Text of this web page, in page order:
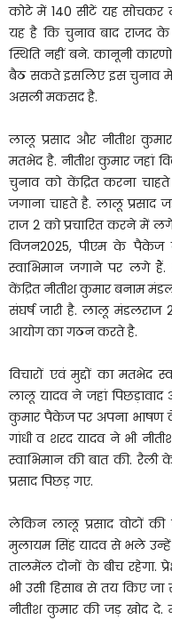
कोटे में 140 सीटें यह सोचकर
यह है कि चुनाव बाद राजद
स्थिति नहीं बने. कानूनी
बैठ सकते इसलिए इस चुनाव में
असली मकसद है.
लालू प्रसाद और नीतीश
मतभेद है. नीतीश कुमार जहां
चुनाव को केंद्रित करना
जगाना चाहते है. लालू प्रसाद
राज 2 को प्रचारित करने में
विजन2025, पीएम के पैकेज
स्वाभिमान जगाने पर लगे
केंद्रित नीतीश कुमार बनाम
संघर्ष जारी है. लालू मंडलराज
आयोग का गठन करते है.
विचारों एवं मुद्दों का मतभेद
लालू यादव ने जहां पिछड़ावाद
कुमार पैकेज पर अपना भाषण
गांधी व शरद यादव ने भी
स्वाभिमान की बात की.
प्रसाद पिछड़ गए.
लेकिन लालू प्रसाद वोटों
मुलायम सिंह यादव से भले
तालमेंल दोनों के बीच रहेगा.
भी उसी हिसाब से तय किए
नीतीश कुमार की जड़ खोद दे.